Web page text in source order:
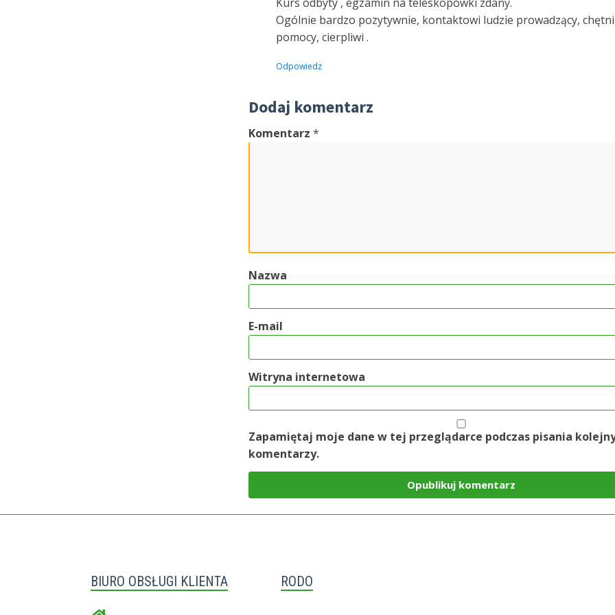
Ogólnie bardzo pozytywnie, kontaktowi ludzie prowadzący,
pomocy, cierpliwi .
Odpowiedz
Dodaj komentarz
Komentarz *
Nazwa
E-mail
Witryna internetowa
Zapamiętaj moje dane w tej przeglądarce podczas pisania
komentarzy.
BIURO OBSŁUGI KLIENTA RODO